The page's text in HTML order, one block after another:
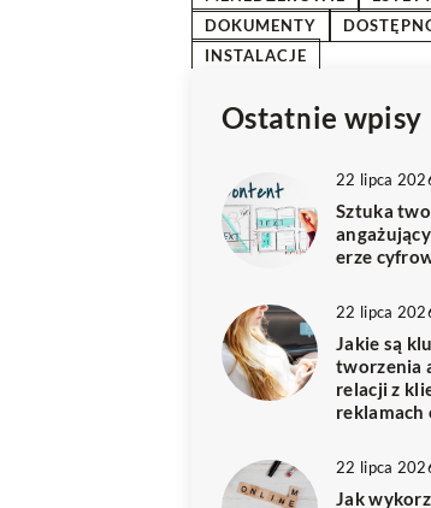
DOKUMENTY
INSTALACJE
Ostatnie wpisy
22 lipca
Sztuka
erze
22 lipca
Jakie są
tworzenia
relacji z
reklamach
22 lipca
Jak